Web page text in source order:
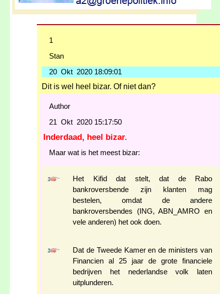
1
Stan
20 Okt 2020 18:09:01
Dit is wel heel bizar. Of niet dan?
Author
21 Okt 2020 15:17:50
Inderdaad, heel bizar.
Maar wat is het meest bizar:
Het Kifid dat stelt, dat de Rabo
bankroversbende zijn klanten mag
bestelen, omdat de andere
bankroversbendes (ING, ABN_AMRO en
vele anderen) het ook doen.
Dat de Tweede Kamer en de ministers van
Financien al 25 jaar de grote financiele
bedrijven het nederlandse volk laten
uitplunderen.